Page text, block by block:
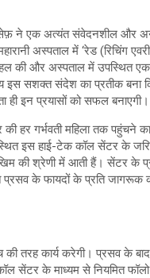
ने एक अत्यंत संवेदनशील और
अस्पताल में ‘रेड (रिचिंग एवरी
की और अस्पताल में उपस्थित
इस सशक्त संदेश का प्रतीक बना
इन प्रयासों को सफल बनाएगी।
हर गर्भवती महिला तक पहुंचने
में स्थित इस हाई-टेक कॉल सेंटर के
की श्रेणी में आती हैं। सेंटर के
प्रसव के फायदों के प्रति
की तरह कार्य करेगी। प्रसव के
सेंटर के माध्यम से नियमित